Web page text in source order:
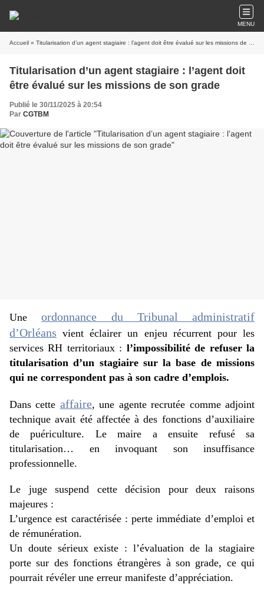
MENU
Accueil » Titularisation d’un agent stagiaire : l’agent doit être évalué sur les missions de son grade
Titularisation d’un agent stagiaire : l’agent doit
être évalué sur les missions de son grade
Publié le 30/11/2025 à 20:54
Par CGTBM
Une
ordonnance du Tribunal administratif
d’Orléans vient éclairer un enjeu récurrent pour les
services RH territoriaux : l’impossibilité de refuser la
titularisation d’un stagiaire sur la base de missions
qui ne correspondent pas à son cadre d’emplois.
Dans cette affaire, une agente recrutée comme adjoint
technique avait été affectée à des fonctions d’auxiliaire
de puériculture. Le maire a ensuite refusé sa
titularisation… en invoquant son insuffisance
professionnelle.
Le juge suspend cette décision pour deux raisons
majeures :
L’urgence est caractérisée : perte immédiate d’emploi et
de rémunération.
Un doute sérieux existe : l’évaluation de la stagiaire
porte sur des fonctions étrangères à son grade, ce qui
pourrait révéler une erreur manifeste d’appréciation.